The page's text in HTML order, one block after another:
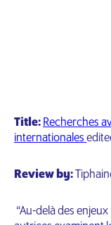
Title: Recherches
internationales
Review by:
“Au-delà des